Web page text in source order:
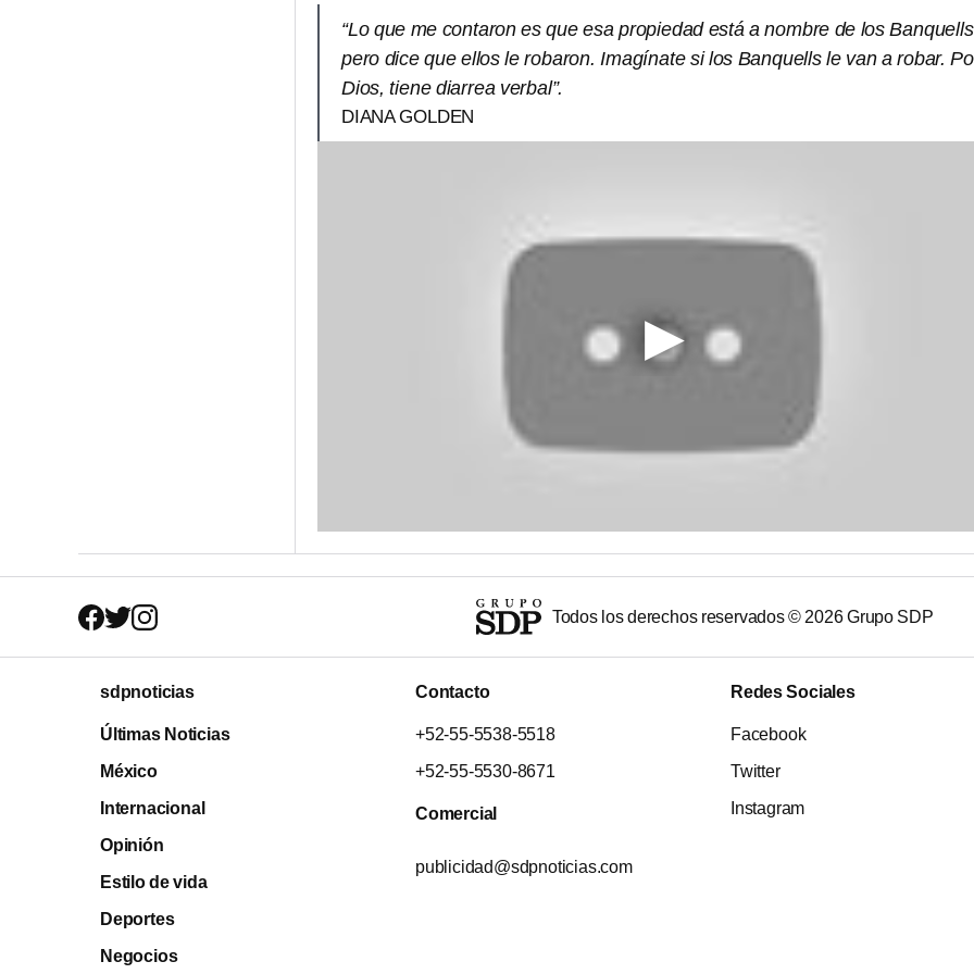
“Lo que me contaron es que esa propiedad está a nombre de los
pero dice que ellos le robaron. Imagínate si los Banquells le van a robar.
Dios, tiene diarrea verbal”.
DIANA GOLDEN
Todos los derechos reservados © 2026Grupo SDP
sdpnoticias
Últimas Noticias
México
Internacional
Opinión
Estilo de vida
Deportes
Negocios
Contacto
+52-55-5538-5518
+52-55-5530-8671
Comercial
publicidad@sdpnoticias.com
Redes Sociales
Facebook
Twitter
Instagram